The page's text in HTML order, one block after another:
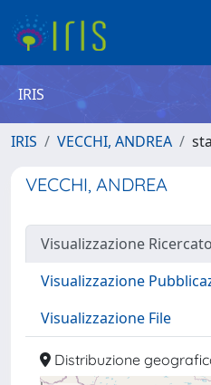
IRIS
IRIS VECCHI, ANDREA
VECCHI, ANDREA
Visualizzazione
Visualizzazione
Visualizzazione File
Distribuzione